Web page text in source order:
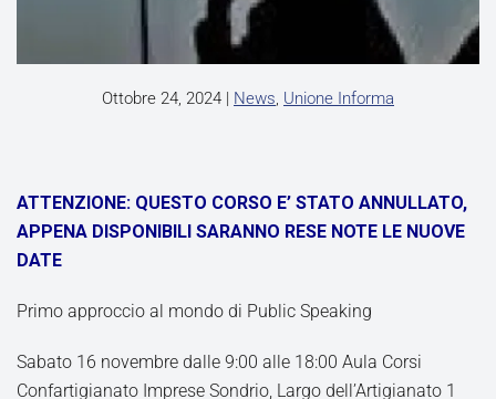
Ottobre 24, 2024 | News, Unione Informa
ATTENZIONE: QUESTO CORSO E’ STATO ANNULLATO,
APPENA DISPONIBILI SARANNO RESE NOTE LE NUOVE
DATE
Primo approccio al mondo di Public Speaking
Sabato 16 novembre dalle 9:00 alle 18:00 Aula Corsi
Confartigianato Imprese Sondrio, Largo dell’Artigianato 1